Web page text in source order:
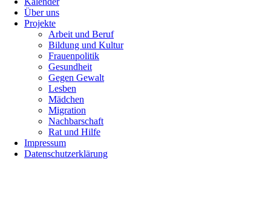
Über uns
Projekte
Arbeit und Beruf
Bildung und Kultur
Frauenpolitik
Gesundheit
Gegen Gewalt
Lesben
Mädchen
Migration
Nachbarschaft
Rat und Hilfe
Impressum
Datenschutzerklärung